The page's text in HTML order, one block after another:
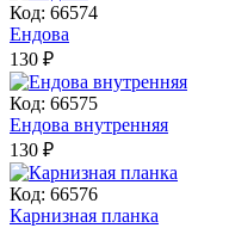
Код: 66574
Ендова
130 ₽
Код: 66575
Ендова внутренняя
130 ₽
Код: 66576
Карнизная планка